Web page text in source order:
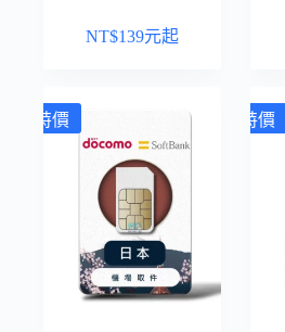
NT$139元起
特價 特價